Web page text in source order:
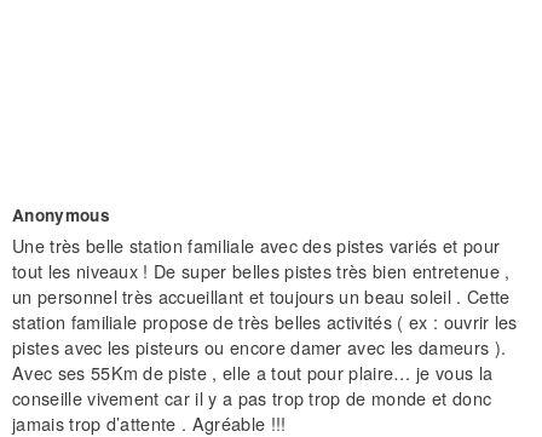
Anonymous
Une très belle station familiale avec des pistes variés et pour
tout les niveaux ! De super belles pistes très bien entretenue ,
un personnel très accueillant et toujours un beau soleil . Cette
station familiale propose de très belles activités ( ex : ouvrir les
pistes avec les pisteurs ou encore damer avec les dameurs ).
Avec ses 55Km de piste , elle a tout pour plaire… je vous la
conseille vivement car il y a pas trop trop de monde et donc
jamais trop d’attente . Agréable !!!